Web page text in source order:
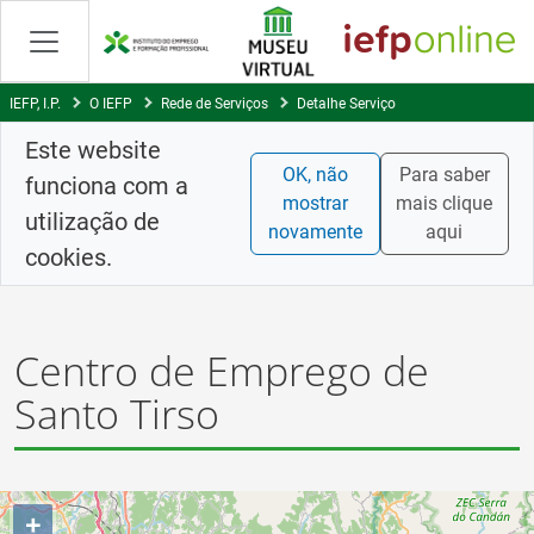
Skip
Content
IEFP, I.P. O IEFP Rede de Serviços Detalhe Serviço
Este website
funciona com a
utilização de
cookies.
OK, não
mostrar
novamente
Para saber
mais clique
aqui
Centro de Emprego de
Santo Tirso
+